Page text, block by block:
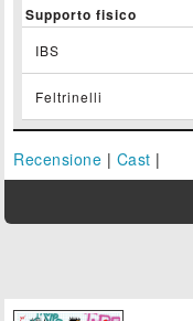
Supporto fisico
IBS
Feltrinelli
Recensione | Cast |